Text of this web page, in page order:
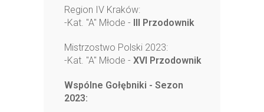
Region IV Kraków:
-Kat. "A" Młode - III Przodownik
Mistrzostwo Polski 2023:
-Kat. "A" Młode - XVI Przodownik
Wspólne Gołębniki - Sezon
2023: